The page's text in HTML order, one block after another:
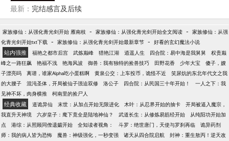
道，以前活得原来挺轻松的。百目天尊：我原本以为
我能看清世间的一切，直到我看到了陈洛，发现他的
一个没有感情的剑客了，直到我遇到了陈洛，才发
现，原来我还会愤怒！……众人：陈洛就是一个不折
不扣的大魔头！魔道人士：不准你们侮辱我魔道！陈
洛：我的修仙路，主打的就是一个三观！
最新： 完结感言及后续
家族修仙：从强化青光剑开始 雁南枝 - 家族修仙：从强化青光剑开始全文阅读 - 家族修仙：从强
化青光剑开始txt下载 - 家族修仙：从强化青光剑开始最新章节 - 好看的玄幻魔法小说
站内强推 福艳之都市后宫 武炼巅峰 猎艳江湖 逍遥人生 四合院：易中海是我舅舅
权贵巅
峰之一路狂飙
艳福不浅 艳海风波 御兽：我有独特的捡兽技巧 田野花香 少年大宝
傻子，嫂
子漂亮吗
离谱，谁家Alpha吃小蛋糕啊 黄泉公交：上车投币，诡怪不近
笑尿炕的东北年代文之我
的大腰子
混沌圣体，开局被仙子强迫双修 洛公子 四合院：从民国三十年开始！
一人之下：我
见神不坏，肉身横推
柯南里的捡尸人
经典收藏 道诡异仙 末世：从加点开始无限进化 木叶：从忍界开始的抽卡
开局被逼入魔宗，
我直升天神境
六岁皇子：麾下竟全是陆地神仙？ 武道长生：从修炼易筋经开始
从纯阳功开始加
点
港综：从照顾同僚遗孀开始 全知读者视角： 斗罗：绝世唐门，天使与罗刹再临
诡异药剂
师：我的病人皆为恐怖
魔兽：神级强化，一秒变强 诸天从四合院启航
封神：重生敖丙！逆天改